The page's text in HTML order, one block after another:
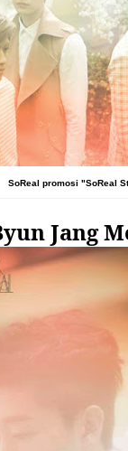
SoReal promosi "SoReal
Jang